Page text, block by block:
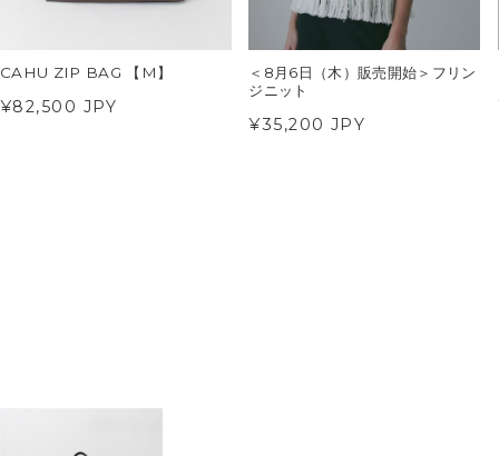
CAHU ZIP BAG 【M】
¥82,500 JPY
＜8月6日（木）販売開始＞フリン
ジニット
¥35,200 JPY